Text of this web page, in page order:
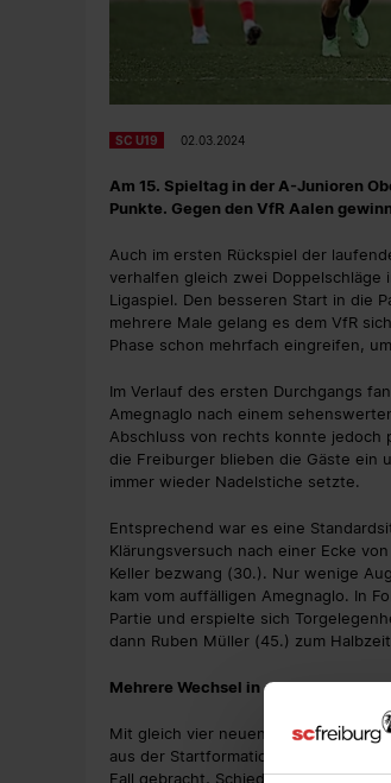
SC U19 02.03.2024
Am 15. Spieltag in der A-Junioren
Punkte. Gegen den VfR Aalen
Auch im ersten Rückspiel der
verhalfen gleich zwei Doppelschläge
Ligaspiel. Den besseren Start in die
mehrere Male gelang es dem VfR
Phase schon mehrfach eingreifen,
Im Verlauf des ersten Durchgangs
Amegnaglo nach einem
Abschluss von rechts konnte jedoch
die Freiburger blieben die Gäste ein
immer wieder Nadelstiche setzte.
Entsprechend war es eine
Klärungsversuch nach einer Ecke
Keller bezwang (30.). Nur wenige
kam vom auffälligen Amegnaglo. In
Partie und erspielte sich
dann Ruben Müller (45.) zum
Mehrere Wechsel in der Pause
Mit gleich vier neuen Kräften kam
aus der Startformation, der für den
Fall gebracht, Schiedsrichter Tobias